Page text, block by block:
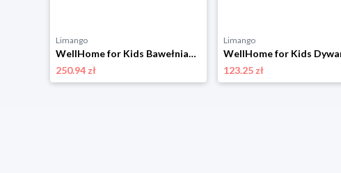
Limango
WellHome for Kids Bawełniany dywan w kolorze kremowym ze wzorem rozmiar: onesize
250.94 zł
Limango
123.25 zł